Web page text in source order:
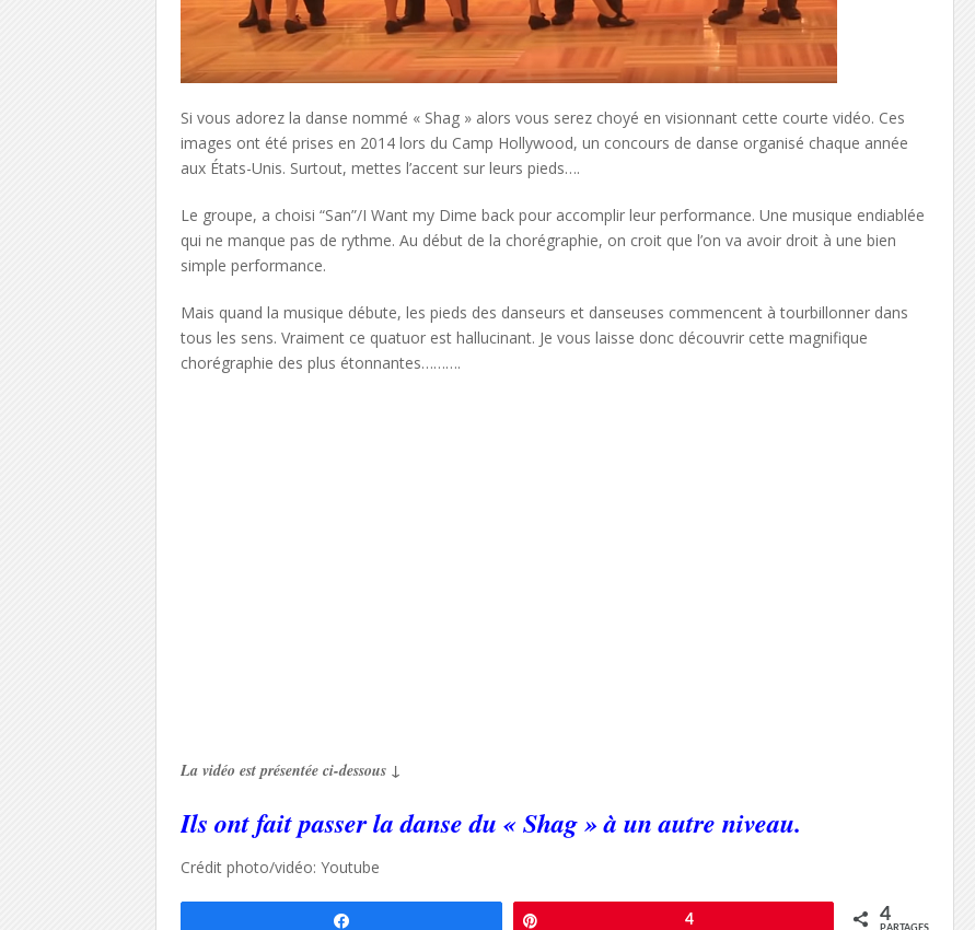
Si vous adorez la danse nommé « Shag » alors vous serez choyé en visionnant cette courte vidéo. Ces
images ont été prises en 2014 lors du Camp Hollywood, un concours de danse organisé chaque année
aux États-Unis. Surtout, mettes l’accent sur leurs pieds….
Le groupe, a choisi “San”/I Want my Dime back pour accomplir leur performance. Une musique endiablée
qui ne manque pas de rythme. Au début de la chorégraphie, on croit que l’on va avoir droit à une bien
simple performance.
Mais quand la musique débute, les pieds des danseurs et danseuses commencent à tourbillonner dans
tous les sens. Vraiment ce quatuor est hallucinant. Je vous laisse donc découvrir cette magnifique
chorégraphie des plus étonnantes……….
La vidéo est présentée ci-dessous ↓
Ils ont fait passer la danse du « Shag » à un autre niveau.
Crédit photo/vidéo: Youtube
4 4